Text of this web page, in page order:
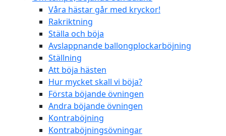
Våra hästar går med kryckor!
Rakriktning
Ställa och böja
Avslappnande ballongplockarböjning
Ställning
Att böja hästen
Hur mycket skall vi böja?
Första böjande övningen
Andra böjande övningen
Kontraböjning
Kontraböjningsövningar